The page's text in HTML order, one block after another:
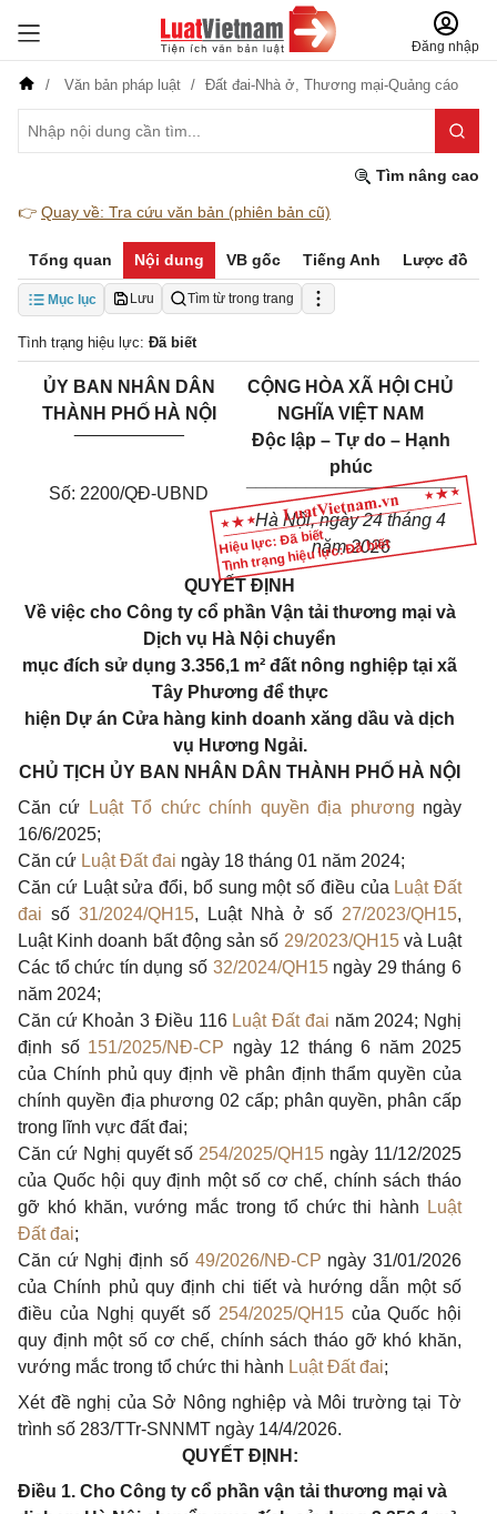
Đăng nhập
Văn bản pháp luật Đất đai-Nhà ở, Thương mại-Quảng cáo
Tìm nâng cao
👉 Quay về: Tra cứu văn bản (phiên bản cũ)
Tổng quan Nội dung VB gốc Tiếng Anh Lược đồ
Mục lục Lưu Tìm từ trong trang
Tình trạng hiệu lực: Đã biết
Hiệu lực: Đã biết
Tình trạng hiệu lực: Đã biết
ỦY BAN NHÂN DÂN
THÀNH PHỐ HÀ NỘI
Số: 2200/QĐ-UBND
CỘNG HÒA XÃ HỘI CHỦ
NGHĨA VIỆT NAM
Độc lập – Tự do – Hạnh
phúc
_____________________
Hà Nội, ngày 24 tháng 4
năm 2026
QUYẾT ĐỊNH
Về việc cho Công ty cổ phần Vận tải thương mại và
Dịch vụ Hà Nội chuyển
mục đích sử dụng 3.356,1 m² đất nông nghiệp tại xã
Tây Phương để thực
hiện Dự án Cửa hàng kinh doanh xăng dầu và dịch
vụ Hương Ngải.
CHỦ TỊCH ỦY BAN NHÂN DÂN THÀNH PHỐ HÀ NỘI
Căn cứ
Luật Tổ chức chính quyền địa phương ngày
16/6/2025;
Căn cứ Luật Đất đai ngày 18 tháng 01 năm 2024;
Căn cứ Luật sửa đổi, bổ sung một số điều của Luật Đất
đai số 31/2024/QH15, Luật Nhà ở số 27/2023/QH15,
Luật Kinh doanh bất động sản số 29/2023/QH15và Luật
Các tổ chức tín dụng số 32/2024/QH15ngày 29 tháng 6
năm 2024;
Căn cứ Khoản 3 Điều 116 Luật Đất đai năm 2024; Nghị
định số 151/2025/NĐ-CP ngày 12 tháng 6 năm 2025
của Chính phủ quy định về phân định thẩm quyền của
chính quyền địa phương 02 cấp; phân quyền, phân cấp
trong lĩnh vực đất đai;
Căn cứ Nghị quyết số 254/2025/QH15 ngày 11/12/2025
của Quốc hội quy định một số cơ chế, chính sách tháo
gỡ khó khăn, vướng mắc trong tổ chức thi hành
Luật
Đất đai;
Căn cứ Nghị định số 49/2026/NĐ-CP ngày 31/01/2026
của Chính phủ quy định chi tiết và hướng dẫn một số
điều của Nghị quyết số 254/2025/QH15của Quốc hội
quy định một số cơ chế, chính sách tháo gỡ khó khăn,
vướng mắc trong tổ chức thi hành Luật Đất đai;
Xét đề nghị của Sở Nông nghiệp và Môi trường tại Tờ
trình số 283/TTr-SNNMT ngày 14/4/2026.
QUYẾT ĐỊNH:
Điều 1. Cho Công ty cổ phần vận tải thương mại và